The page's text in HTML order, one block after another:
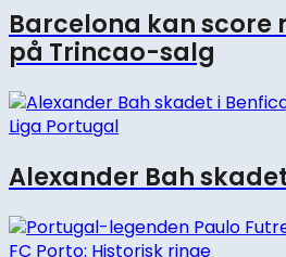
Barcelona kan score
på Trincao-salg
Liga Portugal
Alexander Bah